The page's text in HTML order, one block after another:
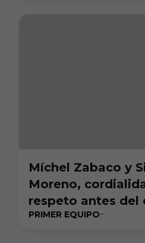
Míchel Zabaco y
Moreno,
respeto antes del
PRIMER EQUIPO